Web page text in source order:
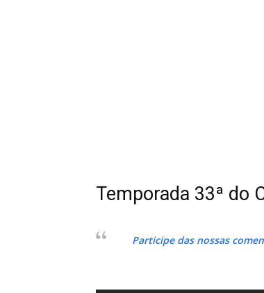
Temporada 33ª do
Participe das nossas